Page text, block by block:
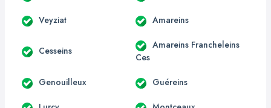
Veyziat Amareins
Cesseins
Amareins Francheleins
Ces
Genouilleux Guéreins